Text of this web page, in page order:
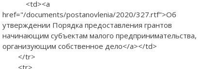
<td><a
href="/documents/postanovlenia/2020/327.rtf">Об
утверждении Порядка предоставления грантов
начинающим субъектам малого предпринимательства,
организующим собственное дело</a></td>
</tr>
<tr>